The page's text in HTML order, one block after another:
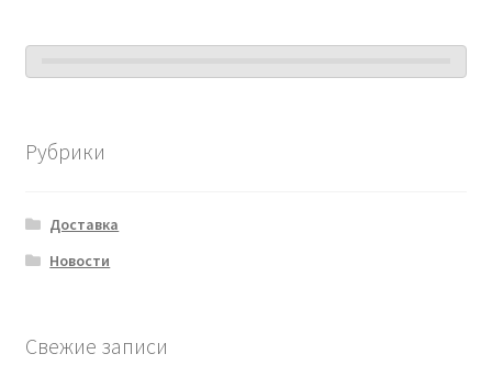
Рубрики
Доставка
Новости
Свежие записи